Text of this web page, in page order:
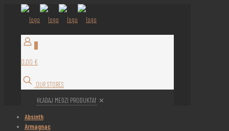
0,00 €
OUR STORES
✕
Absinth
Armagnac